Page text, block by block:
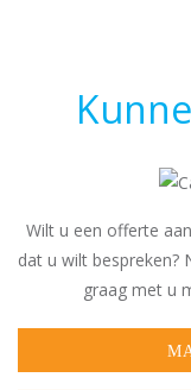
Wilt u een offerte
dat u wilt bespreken?
graag met u